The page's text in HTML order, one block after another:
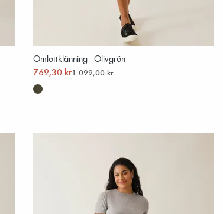
Omlottklänning - Olivgrön
769,30 kr1 099,00 kr